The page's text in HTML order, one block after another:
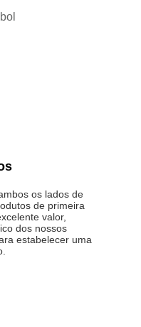
os lados de
de primeira
valor,
dos nossos
estabelecer uma